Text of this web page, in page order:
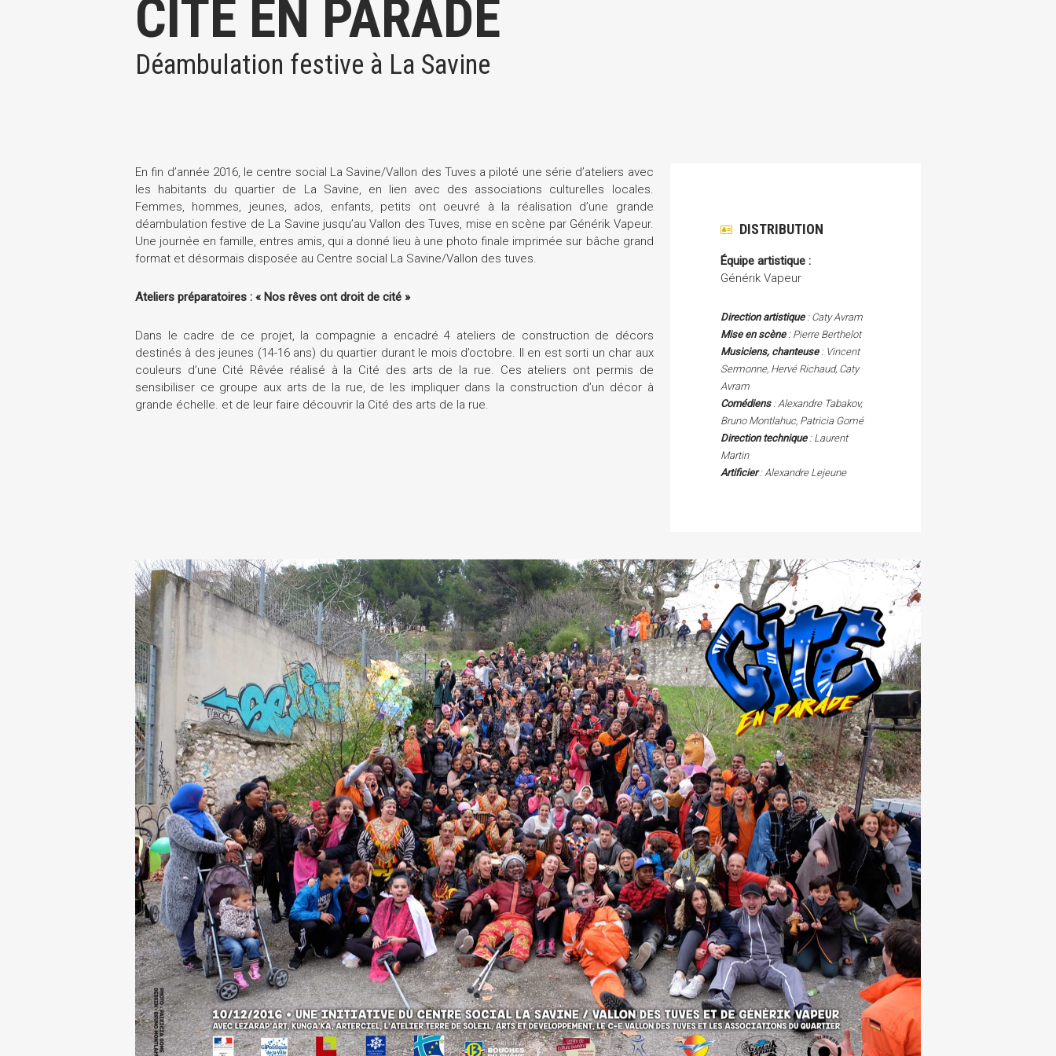
CITÉ EN PARADE
Déambulation festive à La Savine
En fin d’année 2016, le centre social La Savine/Vallon des Tuves a piloté une série d’ateliers avec
les habitants du quartier de La Savine, en lien avec des associations culturelles locales.
Femmes, hommes, jeunes, ados, enfants, petits ont oeuvré à la réalisation d’une grande
déambulation festive de La Savine jusqu’au Vallon des Tuves, mise en scène par Générik Vapeur.
Une journée en famille, entres amis, qui a donné lieu à une photo finale imprimée sur bâche grand
format et désormais disposée au Centre social La Savine/Vallon des tuves.
Ateliers préparatoires : « Nos rêves ont droit de cité »
Dans le cadre de ce projet, la compagnie a encadré 4 ateliers de construction de décors
destinés à des jeunes (14-16 ans) du quartier durant le mois d’octobre. Il en est sorti un char aux
couleurs d’une Cité Rêvée réalisé à la Cité des arts de la rue. Ces ateliers ont permis de
sensibiliser ce groupe aux arts de la rue, de les impliquer dans la construction d’un décor à
grande échelle. et de leur faire découvrir la Cité des arts de la rue.
DISTRIBUTION
Équipe artistique :
Générik Vapeur
Direction artistique: Caty Avram
Mise en scène: Pierre Berthelot
Musiciens, chanteuse: Vincent
Sermonne, Hervé Richaud, Caty
Avram
Comédiens: Alexandre Tabakov,
Bruno Montlahuc, Patricia Gomé
Direction technique: Laurent
Martin
Artificier: Alexandre Lejeune